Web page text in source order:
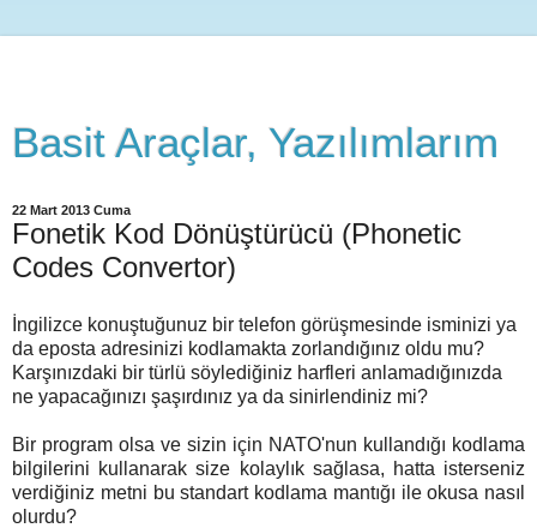
Basit Araçlar, Yazılımlarım
22 Mart 2013 Cuma
Fonetik Kod Dönüştürücü (Phonetic
Codes Convertor)
İngilizce konuştuğunuz bir telefon görüşmesinde isminizi ya
da eposta adresinizi kodlamakta zorlandığınız oldu mu?
Karşınızdaki bir türlü söylediğiniz harfleri anlamadığınızda
ne yapacağınızı şaşırdınız ya da sinirlendiniz mi?
Bir program olsa ve sizin için NATO'nun kullandığı kodlama
bilgilerini kullanarak size kolaylık sağlasa, hatta isterseniz
verdiğiniz metni bu standart kodlama mantığı ile okusa nasıl
olurdu?